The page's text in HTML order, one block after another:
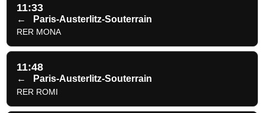
11:33
← Paris-Austerlitz-Souterrain
RER MONA
11:48
← Paris-Austerlitz-Souterrain
RER ROMI